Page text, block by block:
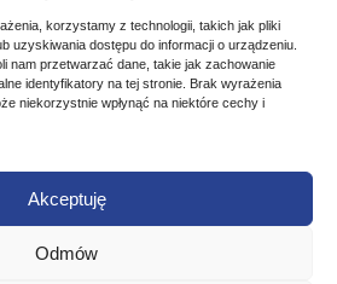
korzystamy z technologii, takich jak pliki
uzyskiwania dostępu do informacji o urządzeniu.
nam przetwarzać dane, takie jak zachowanie
identyfikatory na tej stronie. Brak wyrażenia
niekorzystnie wpłynąć na niektóre cechy i
Akceptuję
Odmów
FZ Effzett Standard
obrotówki renomowanego
na…
Zakres
cen:
od